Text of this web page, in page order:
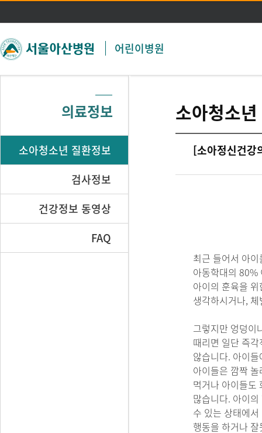
주메뉴 바로가기
본문 바로가기
어린이병원
의료정보
소아청소년 질환정보
검사정보
건강정보 동영상
FAQ
소아청소
[소아정신건강
최근 들어서 아
아동학대의 80%
아이의 훈육을
생각하시거나,
그렇지만 엉덩이
때리면 일단 즉
않습니다. 아이
아이들은 깜짝
먹거나 아이들도
많습니다. 아이
수 있는 상태에
행동을 하거나